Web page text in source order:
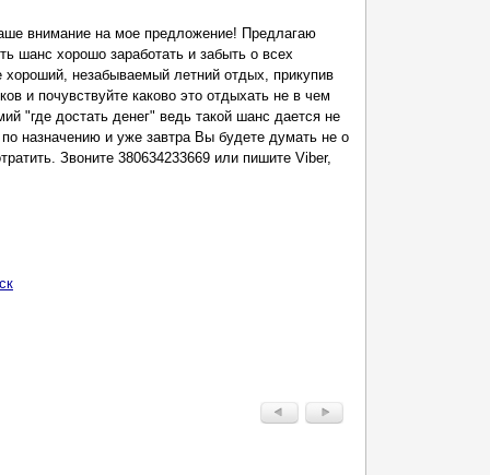
внимание на мое предложение! Предлагаю
шанс хорошо заработать и забыть о всех
незабываемый летний отдых, прикупив
и почувствуйте каково это отдыхать не в чем
"где достать денег" ведь такой шанс дается не
назначению и уже завтра Вы будете думать не о
Звоните 380634233669 или пишите Viber,